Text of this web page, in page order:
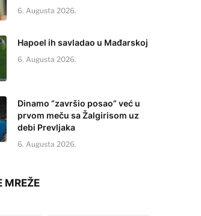
6. Augusta 2026.
Hapoel ih savladao u Mađarskoj
6. Augusta 2026.
Dinamo “završio posao” već u
prvom meču sa Žalgirisom uz
debi Prevljaka
6. Augusta 2026.
MREŽE